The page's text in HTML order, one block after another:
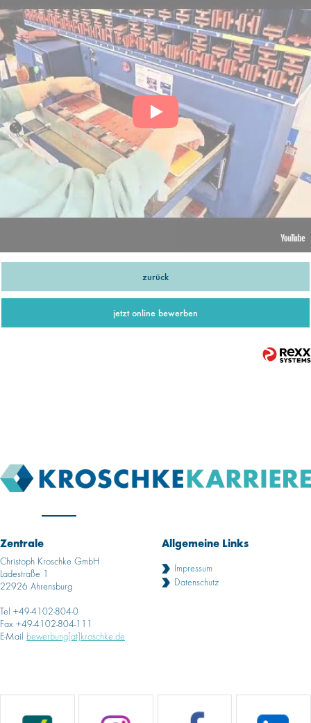
zurück
jetzt online bewerben
Zentrale
Christoph Kroschke GmbH
Ladestraße 1
22926 Ahrensburg
Tel +49-4102-804-0
Fax +49-4102-804-111
E-Mail bewerbung[at]kroschke.de
Allgemeine Links
Impressum
Datenschutz